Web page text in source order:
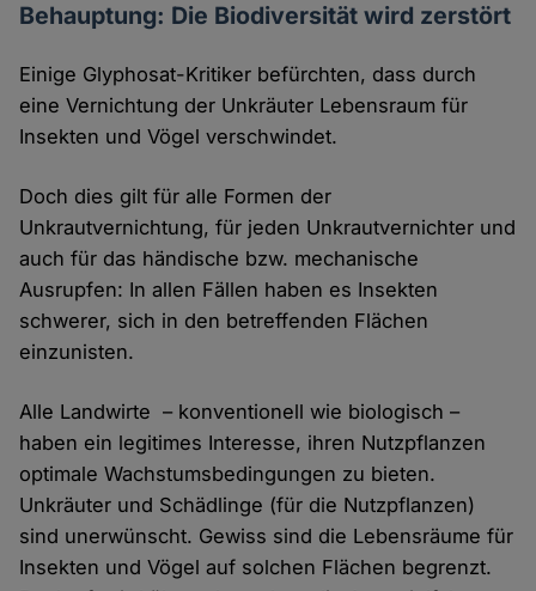
Behauptung: Die Biodiversität wird zerstört
Einige Glyphosat-Kritiker befürchten, dass durch
eine Vernichtung der Unkräuter Lebensraum für
Insekten und Vögel verschwindet.
Doch dies gilt für alle Formen der
Unkrautvernichtung, für jeden Unkrautvernichter und
auch für das händische bzw. mechanische
Ausrupfen: In allen Fällen haben es Insekten
schwerer, sich in den betreffenden Flächen
einzunisten.
Alle Landwirte – konventionell wie biologisch –
haben ein legitimes Interesse, ihren Nutzpflanzen
optimale Wachstumsbedingungen zu bieten.
Unkräuter und Schädlinge (für die Nutzpflanzen)
sind unerwünscht. Gewiss sind die Lebensräume für
Insekten und Vögel auf solchen Flächen begrenzt.